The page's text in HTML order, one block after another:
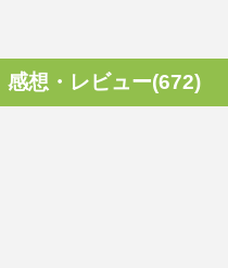
感想・レビュー(672)